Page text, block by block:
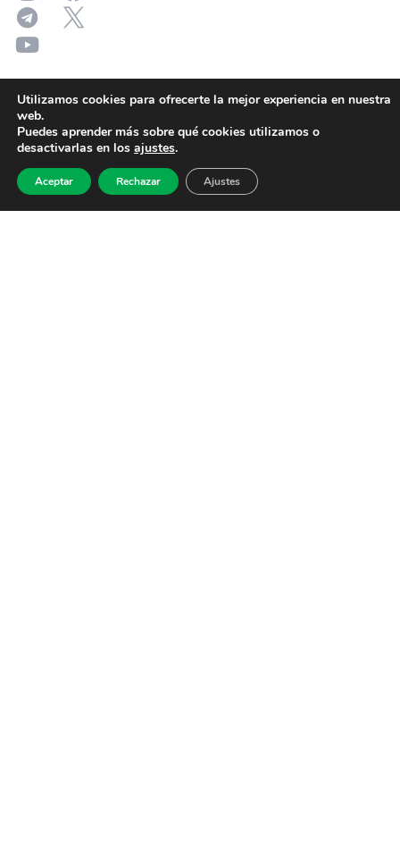
Utilizamos cookies para ofrecerte la mejor experiencia en nuestra
web.
Puedes aprender más sobre qué cookies utilizamos o
desactivarlas en los ajustes.
Aceptar Rechazar Ajustes